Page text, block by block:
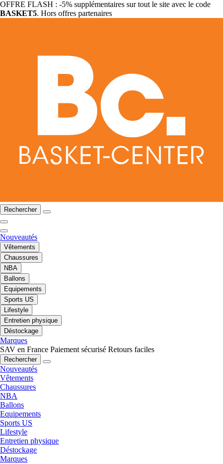
OFFRE FLASH : -5% supplémentaires sur tout le site avec le code
BASKET5. Hors offres partenaires
Rechercher
Nouveautés
Vêtements
Chaussures
NBA
Ballons
Equipements
Sports US
Lifestyle
Entretien physique
Déstockage
Marques
SAV en France Paiement sécurisé Retours faciles
Rechercher
Nouveautés
Vêtements
Chaussures
NBA
Ballons
Equipements
Sports US
Lifestyle
Entretien physique
Déstockage
Marques